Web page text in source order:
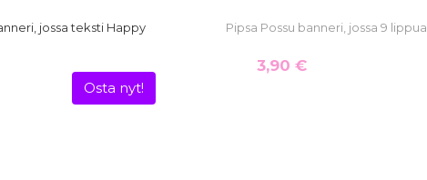
jossa teksti Happy
Osta nyt!
Pipsa Possu banneri, jossa 9 lippua.
3,90 €